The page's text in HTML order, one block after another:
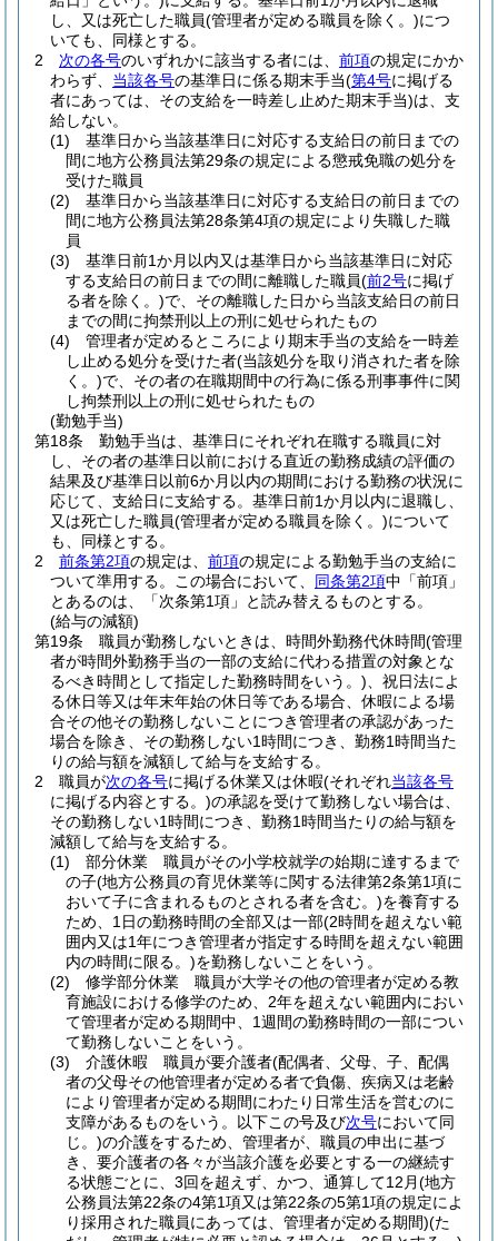
し、又は死亡した職員(管理者が定める職員を除く。)につ
いても、同様とする。
2
次の各号のいずれかに該当する者には、 前項の規定にかか
わらず、 当該各号の基準日に係る期末手当(第4号に掲げる
者にあっては、その支給を一時差し止めた期末手当)は、支
給しない。
(1)
基準日から当該基準日に対応する支給日の前日までの
間に地方公務員法第29条の規定による懲戒免職の処分を
受けた職員
(2)
基準日から当該基準日に対応する支給日の前日までの
間に地方公務員法第28条第4項の規定により失職した職
員
(3)
基準日前1か月以内又は基準日から当該基準日に対応
する支給日の前日までの間に離職した職員(前2号に掲げ
る者を除く。)で、その離職した日から当該支給日の前日
までの間に拘禁刑以上の刑に処せられたもの
(4)
管理者が定めるところにより期末手当の支給を一時差
し止める処分を受けた者(当該処分を取り消された者を除
く。)で、その者の在職期間中の行為に係る刑事事件に関
し拘禁刑以上の刑に処せられたもの
(勤勉手当)
第18条
勤勉手当は、基準日にそれぞれ在職する職員に対
し、その者の基準日以前における直近の勤務成績の評価の
結果及び基準日以前6か月以内の期間における勤務の状況に
応じて、支給日に支給する。 基準日前1か月以内に退職し、
又は死亡した職員(管理者が定める職員を除く。)について
も、同様とする。
2
前条第2項の規定は、 前項の規定による勤勉手当の支給に
ついて準用する。
この場合において、 同条第2項中「前項」
とあるのは、「次条第1項」と読み替えるものとする。
(給与の減額)
第19条
職員が勤務しないときは、時間外勤務代休時間(管理
者が時間外勤務手当の一部の支給に代わる措置の対象とな
るべき時間として指定した勤務時間をいう。) 、祝日法によ
る休日等又は年末年始の休日等である場合、休暇による場
合その他その勤務しないことにつき管理者の承認があった
場合を除き、その勤務しない1時間につき、勤務1時間当た
りの給与額を減額して給与を支給する。
2
職員が次の各号に掲げる休業又は休暇(それぞれ当該各号
に掲げる内容とする。)の承認を受けて勤務しない場合は、
その勤務しない1時間につき、勤務1時間当たりの給与額を
減額して給与を支給する。
(1)
部分休業 職員がその小学校就学の始期に達するまで
の子(地方公務員の育児休業等に関する法律第2条第1項に
おいて子に含まれるものとされる者を含む。)を養育する
ため、1日の勤務時間の全部又は一部(2時間を超えない範
囲内又は1年につき管理者が指定する時間を超えない範囲
内の時間に限る。)を勤務しないことをいう。
(2)
修学部分休業 職員が大学その他の管理者が定める教
育施設における修学のため、2年を超えない範囲内におい
て管理者が定める期間中、1週間の勤務時間の一部につい
て勤務しないことをいう。
(3)
介護休暇 職員が要介護者(配偶者、父母、子、配偶
者の父母その他管理者が定める者で負傷、疾病又は老齢
により管理者が定める期間にわたり日常生活を営むのに
支障があるものをいう。以下この号及び次号において同
じ。)の介護をするため、管理者が、職員の申出に基づ
き、要介護者の各々が当該介護を必要とする一の継続す
る状態ごとに、3回を超えず、かつ、通算して12月(地方
公務員法第22条の4第1項又は第22条の5第1項の規定によ
り採用された職員にあっては、管理者が定める期間)(た